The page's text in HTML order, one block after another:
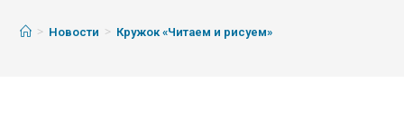
> Новости > Кружок «Читаем и рисуем»